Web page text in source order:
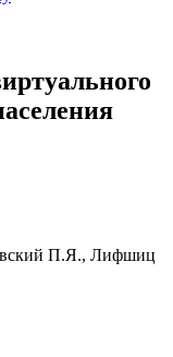
П.Я., Лифшиц